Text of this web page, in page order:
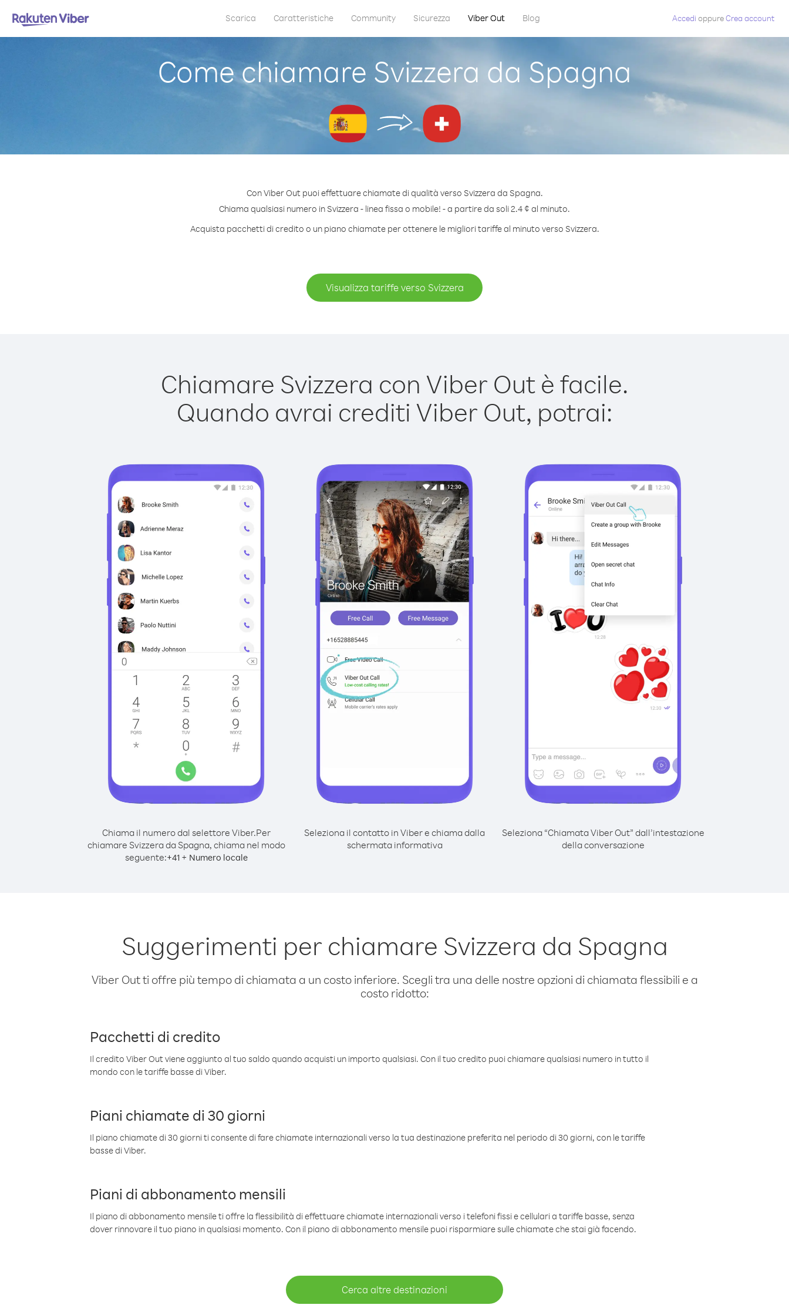
Scarica Caratteristiche Community Sicurezza Viber Out Blog Accedi oppureCrea account
Come chiamare Svizzera da Spagna
Con Viber Out puoi effettuare chiamate di qualità verso Svizzera da Spagna.
Chiama qualsiasi numero in Svizzera - linea fissa o mobile! - a partire da soli 2.4 ¢ al minuto.
Acquista pacchetti di credito o un piano chiamate per ottenere le migliori tariffe al minuto verso Svizzera.
Visualizza tariffe verso Svizzera
Chiamare Svizzera con Viber Out è facile.
Quando avrai crediti Viber Out, potrai:
Chiama il numero dal selettore Viber.Per
chiamare Svizzera da Spagna, chiama nel modo
seguente:+41+ Numero locale
Seleziona il contatto in Viber e chiama dalla
schermata informativa
Seleziona “Chiamata Viber Out” dall’intestazione
della conversazione
Suggerimenti per chiamare Svizzera da Spagna
Viber Out ti offre più tempo di chiamata a un costo inferiore. Scegli tra una delle nostre opzioni di chiamata flessibili e a
costo ridotto:
Pacchetti di credito
Il credito Viber Out viene aggiunto al tuo saldo quando acquisti un importo qualsiasi. Con il tuo credito puoi chiamare qualsiasi numero in tutto il
mondo con le tariffe basse di Viber.
Piani chiamate di 30 giorni
Il piano chiamate di 30 giorni ti consente di fare chiamate internazionali verso la tua destinazione preferita nel periodo di 30 giorni, con le tariffe
basse di Viber.
Piani di abbonamento mensili
Il piano di abbonamento mensile ti offre la flessibilità di effettuare chiamate internazionali verso i telefoni fissi e cellulari a tariffe basse, senza
dover rinnovare il tuo piano in qualsiasi momento. Con il piano di abbonamento mensile puoi risparmiare sulle chiamate che stai già facendo.
Cerca altre destinazioni